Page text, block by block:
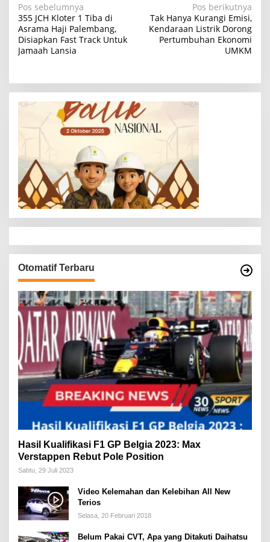
N
a
v
i
a
s
p
o
s
Pos sebelumnya
355 JCH Kloter 1 Tiba di
Asrama Haji Palembang,
Disiapkan Fast Track Untuk
Jamaah Lansia
Pos berikutnya
Tak Hanya Kurangi Emisi,
Kendaraan Listrik Dorong
Pertumbuhan Ekonomi
UMKM
Otomatif Terbaru
Hasil Kualifikasi F1 GP Belgia 2023: Max
Verstappen Rebut Pole Position
Sabtu, 29 Juli 2023
Video Kelemahan dan Kelebihan All New
Terios
Selasa, 20 Februari 2018
Belum Pakai CVT, Apa yang Ditakuti Daihatsu